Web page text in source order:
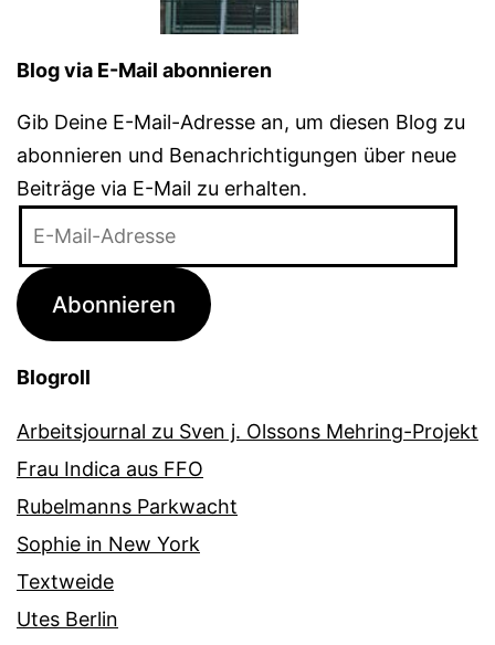
Blog via E-Mail abonnieren
Gib Deine E-Mail-Adresse an, um diesen Blog zu
abonnieren und Benachrichtigungen über neue
Beiträge via E-Mail zu erhalten.
Adresse
Abonnieren
Blogroll
Arbeitsjournal zu Sven j. Olssons Mehring-Projekt
Frau Indica aus FFO
Rubelmanns Parkwacht
Sophie in New York
Textweide
Utes Berlin